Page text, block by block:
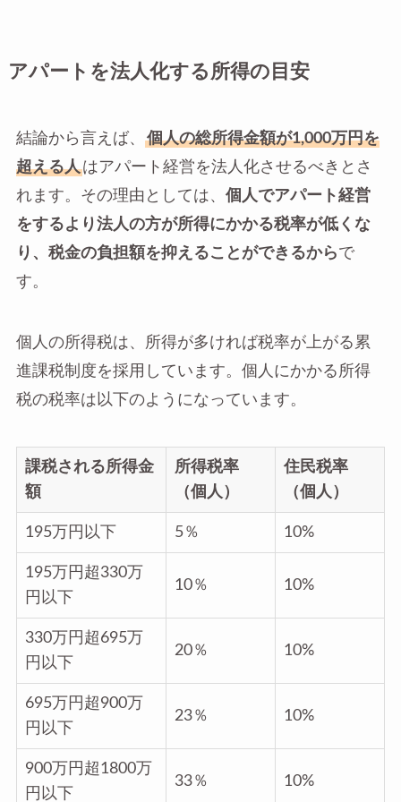
アパートを法人化する所得の目安
結論から言えば、
個人の総所得金額が1,000万円を
超える人はアパート経営を法人化させるべきとさ
れます。その理由としては、 個人でアパート経営
をするより法人の方が所得にかかる税率が低くな
り、税金の負担額を抑えることができるからで
す。
個人の所得税は、所得が多ければ税率が上がる累
進課税制度を採用しています。個人にかかる所得
税の税率は以下のようになっています。
課税される所得金
額
所得税率
（個人）
住民税率
（個人）
195万円以下 5％ 10%
195万円超330万
円以下
10％ 10%
330万円超695万
円以下
20％ 10%
695万円超900万
円以下
23％ 10%
900万円超1800万
円以下
33％ 10%